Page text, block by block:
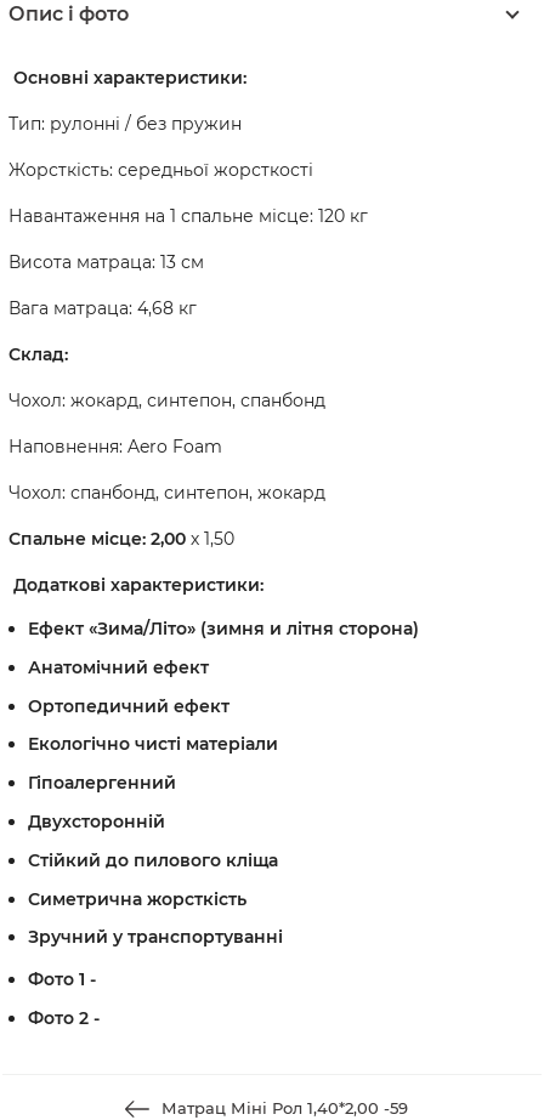
Опис і фото
Основні характеристики:
Тип: рулонні / без пружин
Жорсткість: середньої жорсткості
Навантаження на 1 спальне місце: 120 кг
Висота матраца: 13 см
Вага матраца: 4,68 кг
Склад:
Чохол: жокард, синтепон, спанбонд
Наповнення: Aero Foam
Чохол: спанбонд, синтепон, жокард
Спальне місце: 2,00 х 1,50
Додаткові характеристики:
Ефект «Зима/Літо» (зимня и літня сторона)
Анатомічний ефект
Ортопедичний ефект
Екологічно чисті матеріали
Гіпоалергенний
Двухсторонній
Стійкий до пилового кліща
Симетрична жорсткість
Зручний у транспортуванні
Фото 1 -
Фото 2 -
Матрац Міні Рол 1,40*2,00 -59